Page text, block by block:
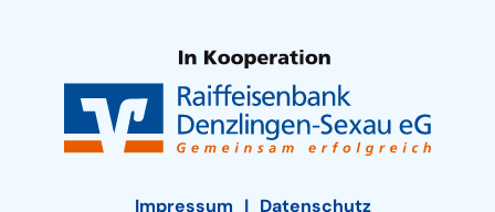
Impressum Datenschutz